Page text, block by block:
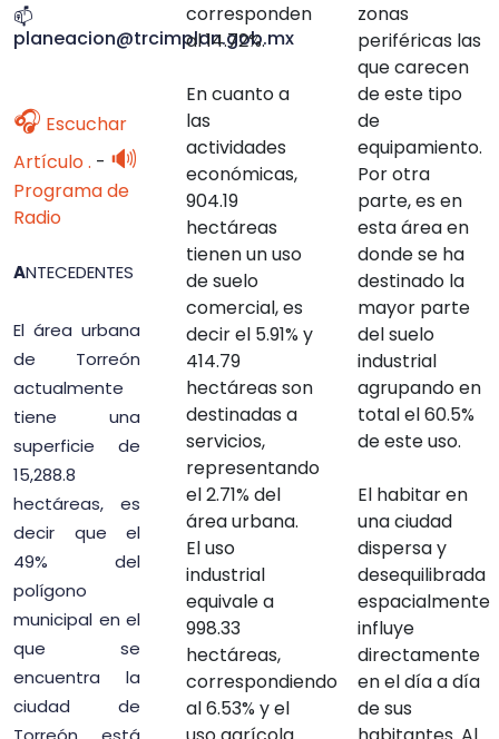
📫
planeacion@trcimplan.gob.mx
🎧 Escuchar
Artículo . - 🔊
Programa de
Radio
ANTECEDENTES
El área urbana
de Torreón
actualmente
tiene una
superficie de
15,288.8
hectáreas, es
decir que el
49% del
polígono
municipal en el
que se
encuentra la
ciudad de
corresponden
al 14.72%.
En cuanto a
las
actividades
económicas,
904.19
hectáreas
tienen un uso
de suelo
comercial, es
decir el 5.91% y
414.79
hectáreas son
destinadas a
servicios,
representando
el 2.71% del
área urbana.
El uso
industrial
equivale a
998.33
hectáreas,
correspondiendo
al 6.53% y el
zonas
periféricas las
que carecen
de este tipo
de
equipamiento.
Por otra
parte, es en
esta área en
donde se ha
destinado la
mayor parte
del suelo
industrial
agrupando en
total el 60.5%
de este uso.
El habitar en
una ciudad
dispersa y
desequilibrada
espacialmente
influye
directamente
en el día a día
de sus